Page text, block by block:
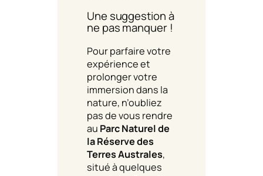
Une suggestion à
ne pas manquer !
Pour parfaire votre
expérience et
prolonger votre
immersion dans la
nature, n’oubliez
pas de vous rendre
au Parc Naturel de
la Réserve des
Terres Australes,
situé à quelques